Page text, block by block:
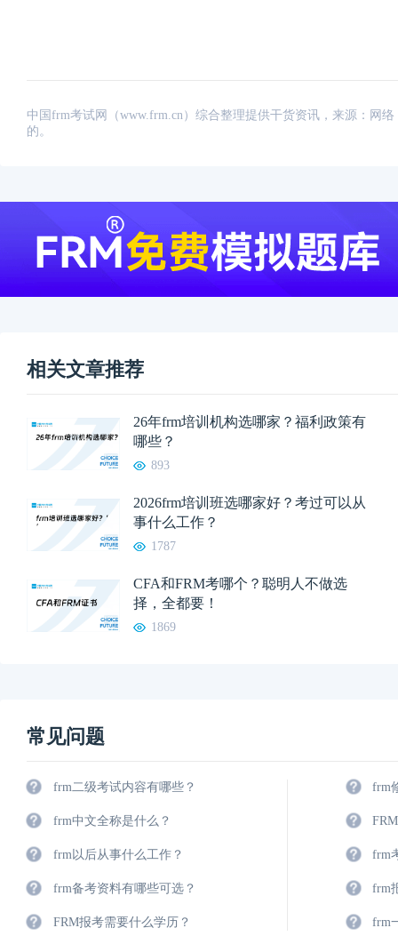
中国frm考试网（www.frm.cn）综合整理提供干货资讯，来源：网
的。
相关文章推荐
26年frm培训机构选哪家？福利政策有
哪些？
893
2026frm培训班选哪家好？考过可以从
事什么工作？
1787
CFA和FRM考哪个？聪明人不做选
择，全都要！
1869
常见问题
frm二级考试内容有哪些？
frm中文全称是什么？
frm以后从事什么工作？
frm备考资料有哪些可选？
FRM报考需要什么学历？
frm
frm
frm
frm